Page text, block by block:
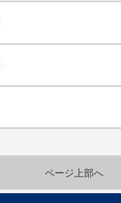
ページ上部へ